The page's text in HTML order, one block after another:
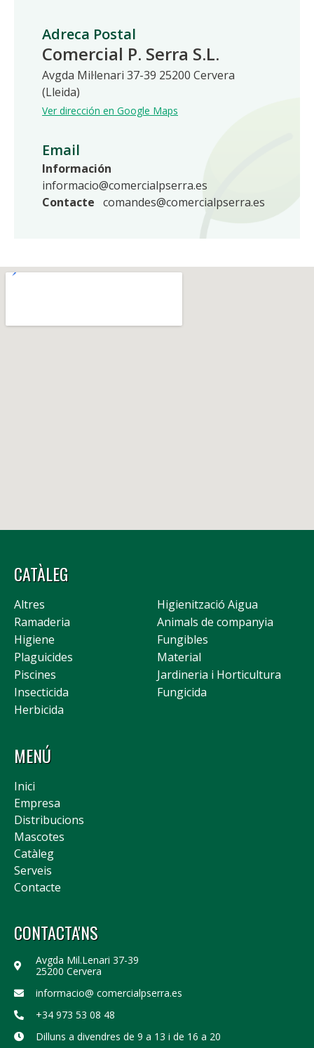
Adreca Postal
Comercial P. Serra S.L.
Avgda Mil·lenari 37-39 25200 Cervera
(Lleida)
Ver dirección en Google Maps
Email
Información
informacio@comercialpserra.es
Contacte comandes@comercialpserra.es
CATÀLEG
Altres
Higienització Aigua
Ramaderia
Animals de companyia
Higiene
Fungibles
Plaguicides
Material
Piscines
Jardineria i Horticultura
Insecticida
Fungicida
Herbicida
MENÚ
Inici
Empresa
Distribucions
Mascotes
Catàleg
Serveis
Contacte
CONTACTA'NS
Avgda Mil.Lenari 37-39
25200 Cervera
informacio@ comercialpserra.es
+34 973 53 08 48
Dilluns a divendres de 9 a 13 i de 16 a 20